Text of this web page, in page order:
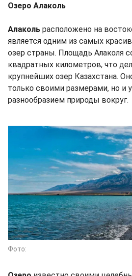
Озеро Алаколь
Алаколь расположено на
является одним из самых
озер страны. Площадь Алаколя
квадратных километров, что
крупнейших озер Казахстана.
только своими размерами, но и
разнообразием природы вокруг.
Фото: